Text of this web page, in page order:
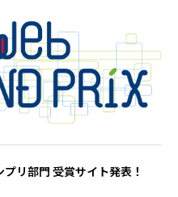
リ部門 受賞サイト発表！